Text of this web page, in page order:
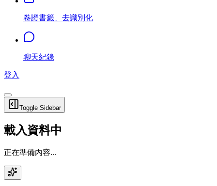
卷證書籤、去識別化
聊天紀錄
登入
Toggle Sidebar
載入資料中
正在準備內容...